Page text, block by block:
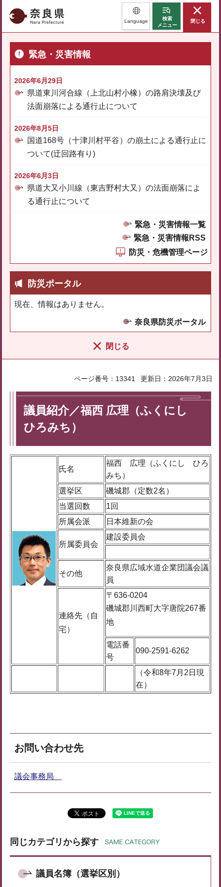
奈良県 Language
検索
メニュー
閉じる
緊急・災害情報
2026年6月29日
県道東川河合線（上北山村小橡）の路肩決壊及び
法面崩落による通行止について
2026年8月5日
国道168号（十津川村平谷）の崩土による通行止に
ついて(迂回路有り)
2026年6月3日
県道大又小川線（東吉野村大又）の法面崩落によ
る通行止について
緊急・災害情報一覧
緊急・災害情報RSS
防災・危機管理ページ
防災ポータル
現在、情報はありません。
奈良県防災ポータル
閉じる
ページ番号：13341 更新日：2026年7月3日
議員紹介／福西 広理（ふくにし
ひろみち）
氏名
福西 広理（ふくにし ひろ
みち）
選挙区
磯城郡（定数2名）
当選回数
1回
所属会派
日本維新の会
所属委員会
建設委員会
その他
奈良県広域水道企業団議会議
員
連絡先（自
宅）
〒636-0204
磯城郡川西町大字唐院267番
地
電話番
号
090-2591-6262
（令和8年7月2日現
在）
お問い合わせ先
議会事務局
同じカテゴリから探す
議員名簿（選挙区別）